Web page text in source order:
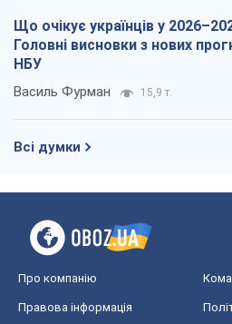
Що очікує українців у
Головні висновки з нових
НБУ
Василь Фурман 15,9 т.
Всі думки
Про компанію
Правова інформація